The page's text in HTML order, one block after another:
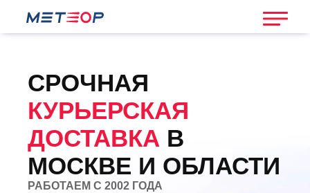
СРОЧНАЯ
КУРЬЕРСКАЯ
ДОСТАВКА В
МОСКВЕ И ОБЛАСТИ
РАБОТАЕМ С 2002 ГОДА